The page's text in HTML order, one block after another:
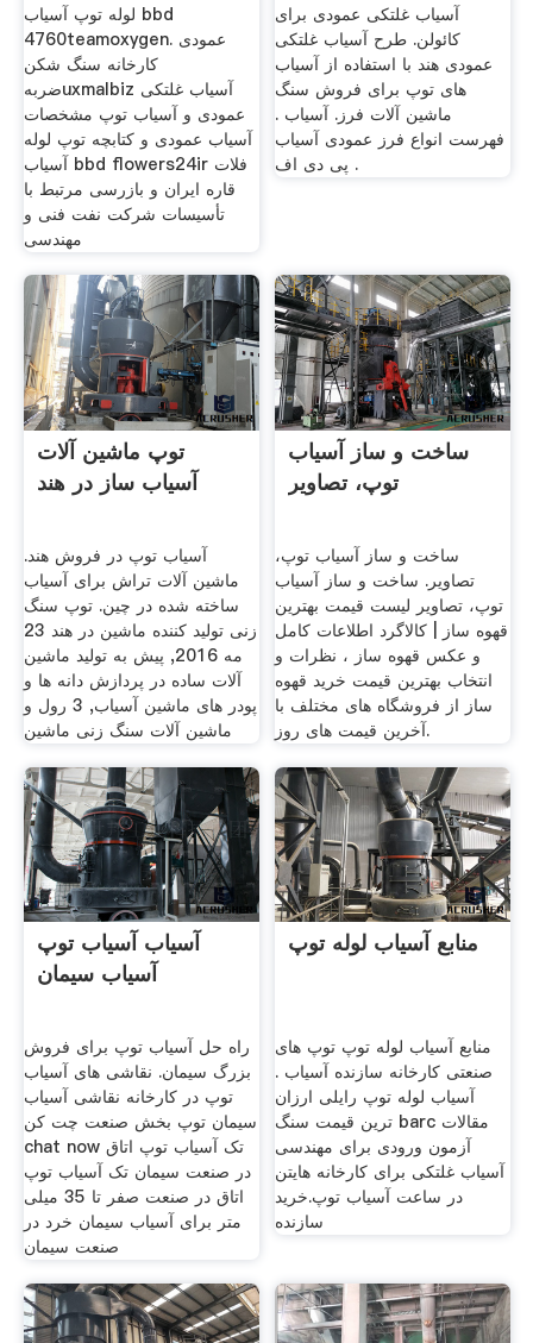
لوله توپ آسیاب bbd
4760teamoxygen. عمودی
کارخانه سنگ شکن
ضربهuxmalbiz آسیاب غلتکی
عمودی و آسیاب توپ مشخصات
آسیاب عمودی و کتابچه توپ لوله
آسیاب bbd flowers24ir فلات
قاره ایران و بازرسی مرتبط با
تأسیسات شرکت نفت فنی و
مهندسی
آسیاب غلتکی عمودی برای
کائولن. طرح آسیاب غلتکی
عمودی هند با استفاده از آسیاب
های توپ برای فروش سنگ
ماشین آلات فرز. آسیاب .
فهرست انواع فرز عمودی آسیاب
پی دی اف .
توپ ماشین آلات
آسیاب ساز در هند
آسیاب توپ در فروش هند.
ماشین آلات تراش برای آسیاب
ساخته شده در چین. توپ سنگ
زنی تولید کننده ماشین در هند 23
مه 2016, پیش به تولید ماشین
آلات ساده در پردازش دانه ها و
پودر های ماشین آسیاب, 3 رول و
ماشین آلات سنگ زنی ماشین
ساخت و ساز آسیاب
توپ، تصاویر
ساخت و ساز آسیاب توپ،
تصاویر. ساخت و ساز آسیاب
توپ، تصاویر لیست قیمت بهترین
قهوه ساز | کالاگرد اطلاعات کامل
و عکس قهوه ساز ، نظرات و
انتخاب بهترین قیمت خرید قهوه
ساز از فروشگاه های مختلف با
آخرین قیمت های روز.
آسیاب آسیاب توپ
آسیاب سیمان
راه حل آسیاب توپ برای فروش
بزرگ سیمان. نقاشی های آسیاب
توپ در کارخانه نقاشی آسیاب
سیمان توپ بخش صنعت چت کن
chat now تک آسیاب توپ اتاق
در صنعت سیمان تک آسیاب توپ
اتاق در صنعت صفر تا 35 میلی
متر برای آسیاب سیمان خرد در
صنعت سیمان
منابع آسیاب لوله توپ
منابع آسیاب لوله توپ توپ های
صنعتی کارخانه سازنده آسیاب .
آسیاب لوله توپ رایلی ارزان
ترین قیمت سنگ barc مقالات
آزمون ورودی برای مهندسی
آسیاب غلتکی برای کارخانه هایتن
در ساعت آسیاب توپ.خرید
سازنده